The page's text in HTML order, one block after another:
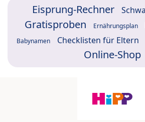
Eisprung-Rechner
Gratisproben Ernährungsplan
Babynamen Checklisten für Eltern
Online-Shop